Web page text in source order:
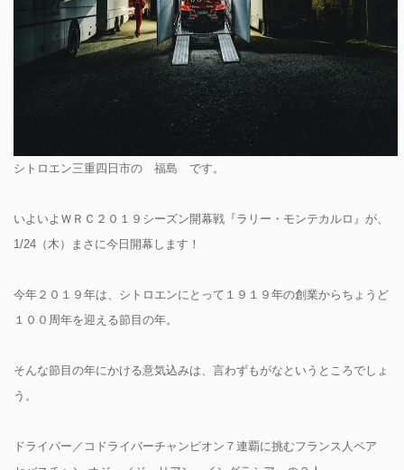
シトロエン三重四日市の 福島 です。
いよいよＷＲＣ２０１９シーズン開幕戦『ラリー・モンテカルロ』が、
1/24（木）まさに今日開幕します！
今年２０１９年は、シトロエンにとって１９１９年の創業からちょうど
１００周年を迎える節目の年。
そんな節目の年にかける意気込みは、言わずもがなというところでしょ
う。
ドライバー／コドライバーチャンピオン７連覇に挑むフランス人ペア